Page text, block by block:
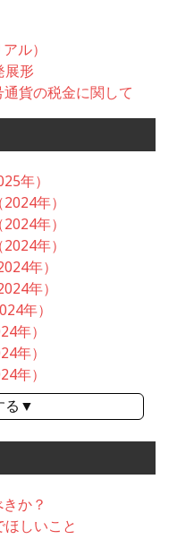
ル）
展形
通貨の税金に関して
年）
年）
年）
年）
年）
年）
年）
年）
年）
年）
る▼
か？
しいこと